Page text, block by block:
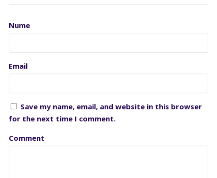
Nume
Email
Save my name, email, and website in this browser
for the next time I comment.
Comment